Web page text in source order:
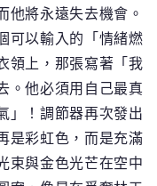
他將永遠失去機會。
可以輸入的「情緒燃
領上，那張寫著「我
。他必須用自己最真
」！調節器再次發出
是彩虹色，而是充滿
束與金色光芒在空中